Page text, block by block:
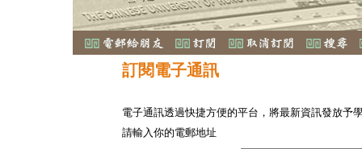
訂閱電子通訊
電子通訊透過快捷方便的平台，將最新資訊發放予
請輸入你的電郵地址